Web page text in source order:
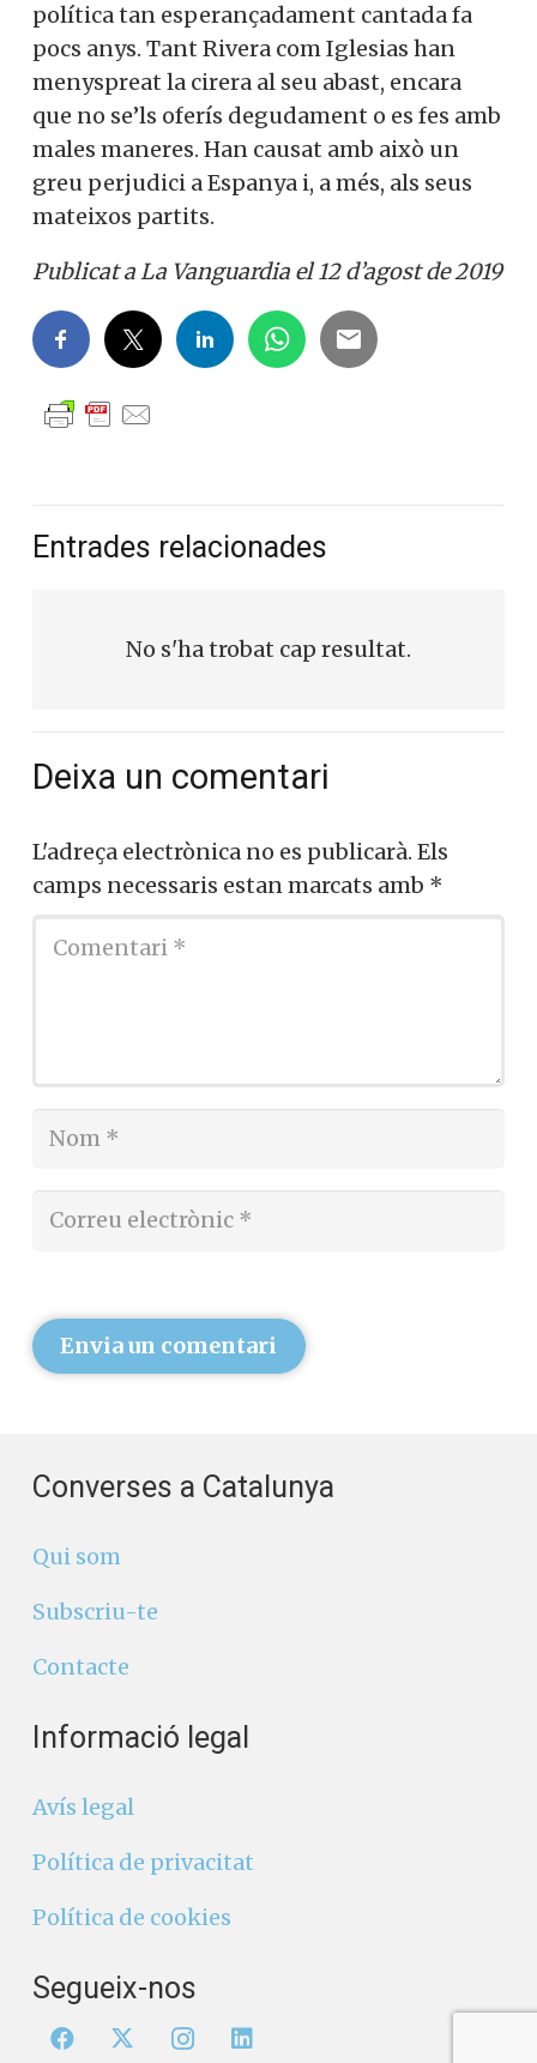
política tan esperançadament cantada fa
pocs anys. Tant Rivera com Iglesias han
menyspreat la cirera al seu abast, encara
que no se’ls oferís degudament o es fes amb
males maneres. Han causat amb això un
greu perjudici a Espanya i, a més, als seus
mateixos partits.
Publicat a La Vanguardia el 12 d’agost de 2019
Entrades relacionades
No s'ha trobat cap resultat.
Deixa un comentari
L'adreça electrònica no es publicarà. Els
camps necessaris estan marcats amb *
Envia un comentari
Converses a Catalunya
Qui som
Subscriu-te
Contacte
Informació legal
Avís legal
Política de privacitat
Política de cookies
Segueix-nos